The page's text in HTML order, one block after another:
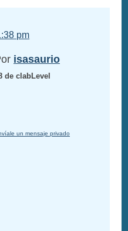
pm
isasaurio
de clabLevel
un mensaje privado